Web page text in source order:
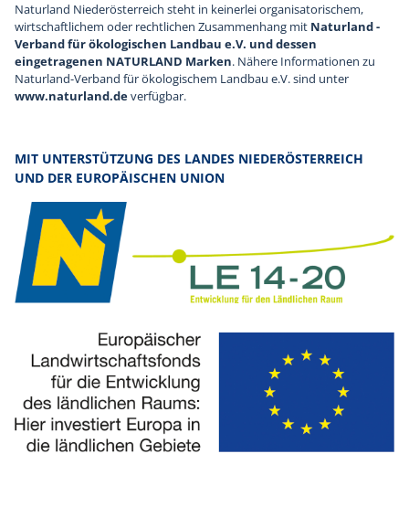
Naturland Niederösterreich steht in keinerlei organisatorischem,
wirtschaftlichem oder rechtlichen Zusammenhang mit Naturland -
Verband für ökologischen Landbau e.V. und dessen
eingetragenen NATURLAND Marken. Nähere Informationen zu
Naturland-Verband für ökologischem Landbau e.V. sind unter
www.naturland.deverfügbar.
MIT UNTERSTÜTZUNG DES LANDES NIEDERÖSTERREICH
UND DER EUROPÄISCHEN UNION